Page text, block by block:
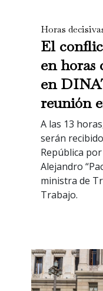
Horas
El
en horas
en
reunión
A las 13
serán
República
Alejandro
ministra de
Trabajo.